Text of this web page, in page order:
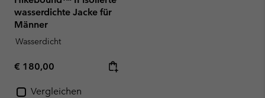
wasserdichte Jacke für
Männer
Wasserdicht
Regular price:
€ 180,00
Vergleichen